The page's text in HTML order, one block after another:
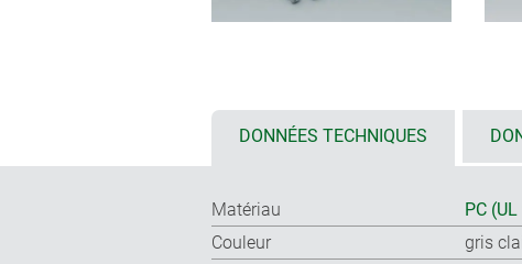
DONNÉES TECHNIQUES
Matériau
PC
Couleur
gris